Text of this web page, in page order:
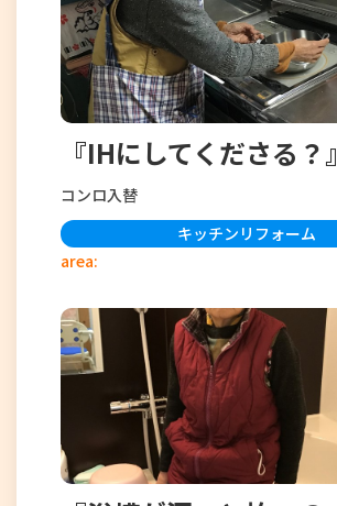
『IHにしてくださる？』
コンロ入替
キッチンリフォーム
area: